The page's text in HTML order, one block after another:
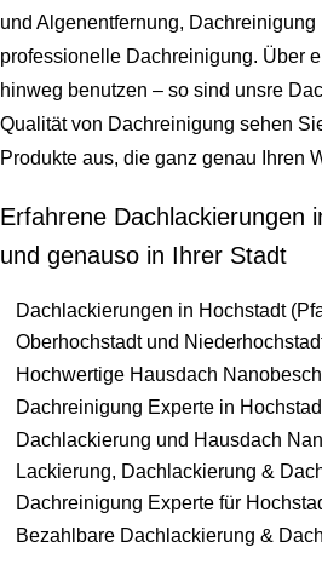
und Algenentfernung,
professionelle Dachreinigung. Über
hinweg benutzen – so sind unsre
Qualität von Dachreinigung sehen
Produkte aus, die ganz genau Ihren
Erfahrene Dachlackierungen
und genauso in Ihrer Stadt
Dachlackierungen in Hochstadt
Oberhochstadt und
Hochwertige Hausdach
Dachreinigung Experte in
Dachlackierung und Hausdach
Lackierung, Dachlackierung &
Dachreinigung Experte für
Bezahlbare Dachlackierung &